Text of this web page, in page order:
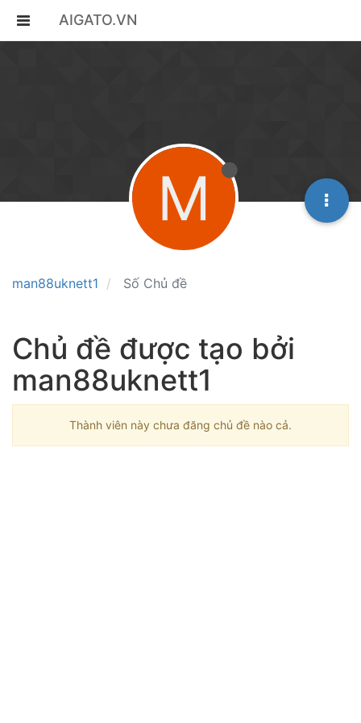
AIGATO.VN
man88uknett1 Số Chủ đề
M
Chủ đề được tạo bởi
man88uknett1
Thành viên này chưa đăng chủ đề nào cả.